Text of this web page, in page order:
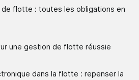
flotte : toutes les obligations en
une gestion de flotte réussie
dans la flotte : repenser la